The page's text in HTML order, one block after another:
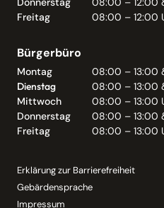
Freitag
08:00 – 12:00
Bürgerbüro
Montag
08:00 – 13:00
Dienstag
08:00 – 13:00
Mittwoch
08:00 – 13:00
Donnerstag
08:00 – 13:00
Freitag
08:00 – 13:00
Erklärung zur Barrierefreiheit
Gebärdensprache
Impressum